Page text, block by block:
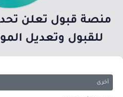
منصة قبول تعلن
للقبول وتعديل
أخرى